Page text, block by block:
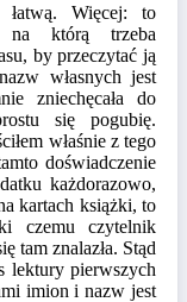
łatwą. Więcej: to
na którą trzeba
by przeczytać ją
własnych jest
zniechęcała do
się pogubię.
właśnie z tego
doświadczenie
każdorazowo,
kartach książki, to
czemu czytelnik
tam znalazła. Stąd
lektury pierwszych
imion i nazw jest